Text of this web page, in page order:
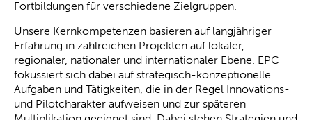
Fortbildungen für verschiedene Zielgruppen.
Unsere Kernkompetenzen basieren auf langjähriger
Erfahrung in zahlreichen Projekten auf lokaler,
regionaler, nationaler und internationaler Ebene. EPC
fokussiert sich dabei auf strategisch-konzeptionelle
Aufgaben und Tätigkeiten, die in der Regel Innovations-
und Pilotcharakter aufweisen und zur späteren